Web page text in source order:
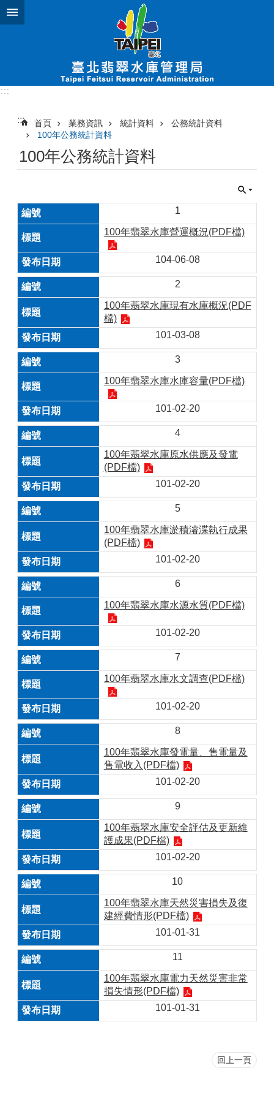
跳到主要內容區塊
:::
::: 首頁 業務資訊 統計資料
公務統計資料
100年公務統計資料
100年公務統計資料
1
100年翡翠水庫營運概況(PDF檔)
104-06-08
2
100年翡翠水庫現有水庫概況(PDF
檔)
101-03-08
3
100年翡翠水庫水庫容量(PDF檔)
101-02-20
4
100年翡翠水庫原水供應及發電
(PDF檔)
101-02-20
5
100年翡翠水庫淤積濬渫執行成果
(PDF檔)
101-02-20
6
100年翡翠水庫水源水質(PDF檔)
101-02-20
7
100年翡翠水庫水文調查(PDF檔)
101-02-20
8
100年翡翠水庫發電量、售電量及
售電收入(PDF檔)
101-02-20
9
100年翡翠水庫安全評估及更新維
護成果(PDF檔)
101-02-20
10
100年翡翠水庫天然災害損失及復
建經費情形(PDF檔)
101-01-31
11
100年翡翠水庫電力天然災害非常
損失情形(PDF檔)
101-01-31
回上一頁